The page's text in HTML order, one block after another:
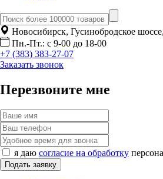
Новосибирск, Гусинобродское
Пн.-Пт.: с 9-00 до 18-00
+7 (383) 383-27-07
Заказать звонок
Перезвоните мне
я даю согласие на обработку